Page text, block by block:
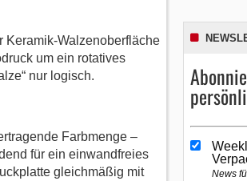
Keramik-Walzenoberfläche
um ein rotatives
nur logisch.
Farbmenge –
für ein einwandfreies
gleichmäßig mit
News